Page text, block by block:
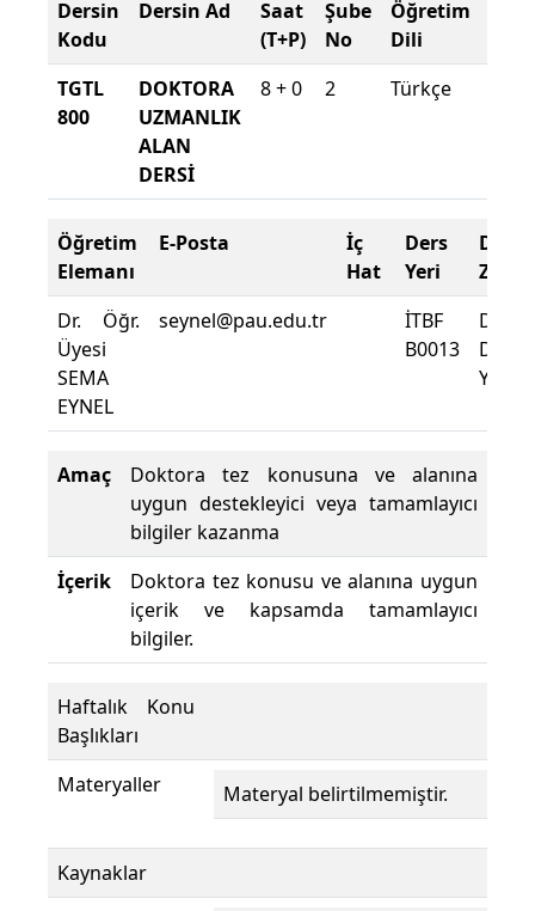
Dersin
Kodu
Dersin Ad
Saat
(T+P)
Şube
No
Öğretim
Dili
TGTL
800
DOKTORA
UZMANLIK
ALAN
DERSİ
8 + 0 2 Türkçe
Öğretim
Elemanı
E-Posta
İç
Hat
Ders
Yeri
Dr. Öğr.
Üyesi
SEMA
EYNEL
seynel@pau.edu.tr
İTBF
B0013
Amaç
Doktora tez konusuna ve alanına
uygun destekleyici veya tamamlayıcı
bilgiler kazanma
İçerik
Doktora tez konusu ve alanına uygun
içerik ve kapsamda tamamlayıcı
bilgiler.
Haftalık Konu
Başlıkları
Materyaller
Materyal belirtilmemiştir.
Kaynaklar